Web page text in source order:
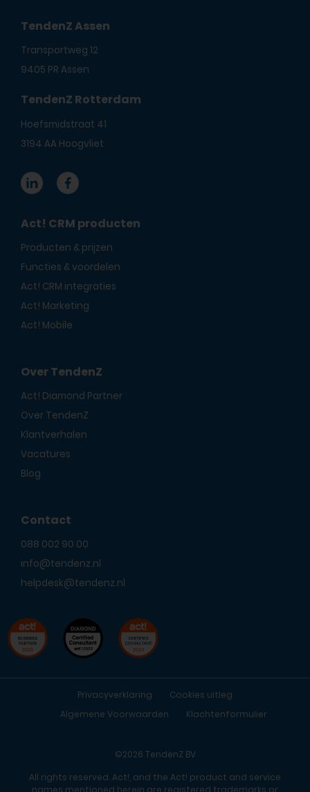
TendenZ Assen
Transportweg 12
9405 PR Assen
TendenZ Rotterdam
Hoefsmidstraat 41
3194 AA Hoogvliet
Act! CRM producten
Producten & prijzen
Functies & voordelen
Act! CRM integraties
Act! Marketing
Act! Mobile
Over TendenZ
Act! Diamond Partner
Over TendenZ
Klantverhalen
Vacatures
Blog
Contact
088 002 90 00
info@tendenz.nl
helpdesk@tendenz.nl
Privacyverklaring
Cookies uitleg
Algemene Voorwaarden
Klachtenformulier
©2026 TendenZ BV
All rights reserved. Act!, and the Act! product and service
names mentioned herein are registered trademarks or